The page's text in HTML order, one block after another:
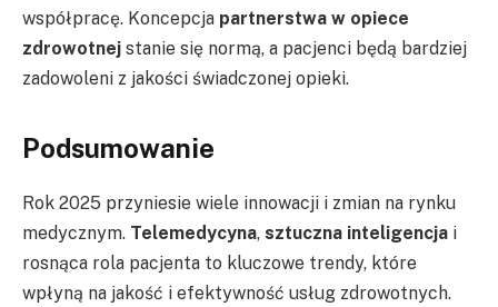
współpracę. Koncepcja partnerstwa w opiece
zdrowotnej stanie się normą, a pacjenci będą bardziej
zadowoleni z jakości świadczonej opieki.
Podsumowanie
Rok 2025 przyniesie wiele innowacji i zmian na rynku
medycznym. Telemedycyna, sztuczna inteligencja i
rosnąca rola pacjenta to kluczowe trendy, które
wpłyną na jakość i efektywność usług zdrowotnych.